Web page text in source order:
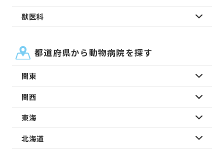
獣医科
都道府県から動物病院を探す
関東
関西
東海
北海道